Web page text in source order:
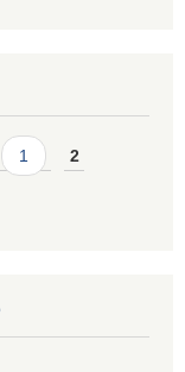
1 2